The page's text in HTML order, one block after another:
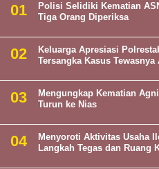
Polisi Selidiki Kematian
Tiga Orang Diperiksa
Keluarga Apresiasi
Tersangka Kasus Tewasnya
Mengungkap Kematian
Turun ke Nias
Menyoroti Aktivitas Usaha
Langkah Tegas dan Ruang